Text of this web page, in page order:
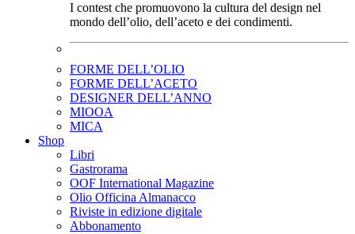
I contest che promuovono la cultura del design nel
mondo dell’olio, dell’aceto e dei condimenti.
FORME DELL’OLIO
FORME DELL’ACETO
DESIGNER DELL’ANNO
MIOOA
MICA
Shop
Libri
Gastrorama
OOF International Magazine
Olio Officina Almanacco
Riviste in edizione digitale
Abbonamento